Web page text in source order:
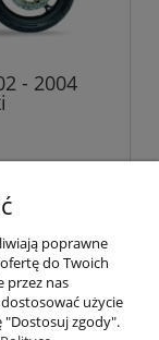
- 2004
poprawne
do Twoich
przez nas
użycie
"Dostosuj zgody".